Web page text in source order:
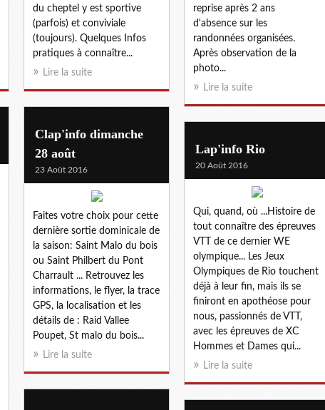
du cheptel y est sportive
(parfois) et conviviale
(toujours)​. Quelques Infos
pratiques à connaître...
Lire la suite
reprise après 2 ans
d'absence sur les
randonnées organisées.
Après observation de la
photo...
Lire la suite
Clap'info dimanche
28 août
23 Août 2016
Faites votre choix pour cette
dernière sortie dominicale de
la saison: Saint Malo du bois
ou Saint Philbert du Pont
Charrault ... Retrouvez les
informations, le flyer, la trace
GPS, la localisation et les
détails de : Raid Vallee
Poupet, St malo du bois...
Lire la suite
Lap'info Rio
20 Août 2016
​Qui, quand, où ...Histoire de
tout connaître des épreuves
VTT de ce dernier WE
olympique... Les Jeux
Olympiques de Rio touchent
déjà à leur fin, mais ils se
finiront en apothéose pour
nous, passionnés de VTT,
avec les épreuves de XC
Hommes et Dames qui...
Lire la suite